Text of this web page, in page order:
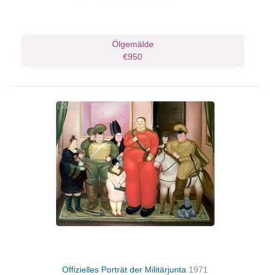
Ölgemälde
€950
Offizielles Porträt der Militärjunta 1971